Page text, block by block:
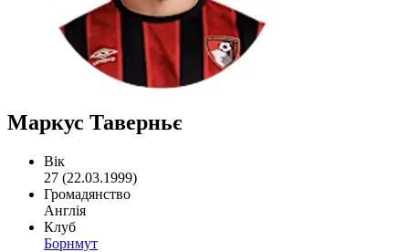
Маркус Таверньє
Вік
27 (22.03.1999)
Громадянство
Англія
Клуб
Борнмут